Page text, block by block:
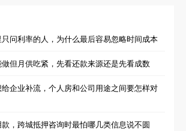
问利率的人，为什么最后容易忽略时间成本
但月供吃紧，先看还款来源还是先看成数
企业补流，个人房和公司用途之间要怎样对
，跨城抵押咨询时最怕哪几类信息说不圆